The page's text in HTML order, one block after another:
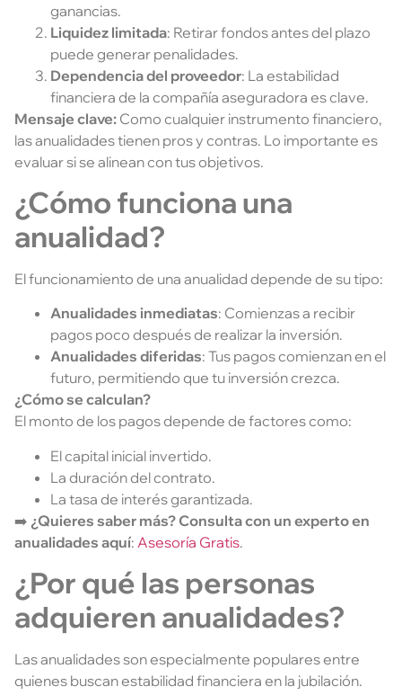
ganancias.
Liquidez limitada: Retirar fondos antes del plazo
puede generar penalidades.
Dependencia del proveedor: La estabilidad
financiera de la compañía aseguradora es clave.
Mensaje clave: Como cualquier instrumento financiero,
las anualidades tienen pros y contras. Lo importante es
evaluar si se alinean con tus objetivos.
¿Cómo funciona una
anualidad?
El funcionamiento de una anualidad depende de su tipo:
Anualidades inmediatas: Comienzas a recibir
pagos poco después de realizar la inversión.
Anualidades diferidas: Tus pagos comienzan en el
futuro, permitiendo que tu inversión crezca.
¿Cómo se calculan?
El monto de los pagos depende de factores como:
El capital inicial invertido.
La duración del contrato.
La tasa de interés garantizada.
➡️ ¿Quieres saber más? Consulta con un experto en
anualidades aquí: Asesoría Gratis.
¿Por qué las personas
adquieren anualidades?
Las anualidades son especialmente populares entre
quienes buscan estabilidad financiera en la jubilación.